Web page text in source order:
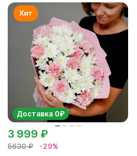
Доставка 0₽
5630 ₽ -29%
3 999 ₽